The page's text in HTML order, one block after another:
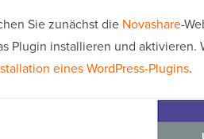
Sie zunächst die Novashare-
Plugin installieren und
eines WordPress-Plugins.